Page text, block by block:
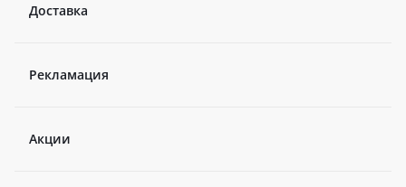
Доставка
Рекламация
Акции